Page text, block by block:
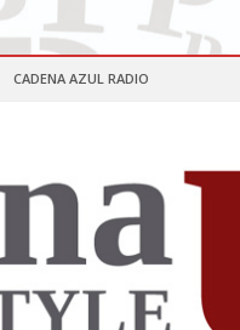
CADENA AZUL RADIO